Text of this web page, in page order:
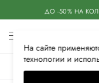
ДО -50% НА
На сайте
технологии и